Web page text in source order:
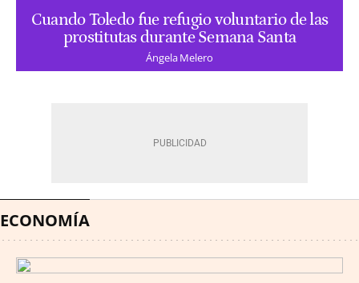
Cuando Toledo fue refugio voluntario de las
prostitutas durante Semana Santa
Ángela Melero
ECONOMÍA